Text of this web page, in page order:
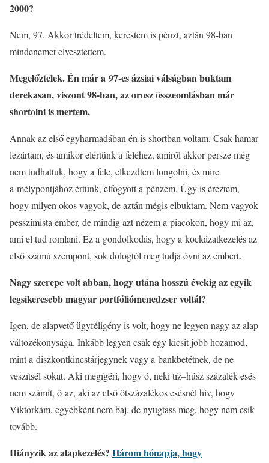
2000?
Nem, 97. Akkor trédeltem, kerestem is pénzt, aztán 98-ban
mindenemet elvesztettem.
Megelőztelek. Én már a 97-es ázsiai válságban buktam
derekasan, viszont 98-ban, az orosz összeomlásban már
shortolni is mertem.
Annak az első egyharmadában én is shortban voltam. Csak hamar
lezártam, és amikor elértünk a feléhez, amiről akkor persze még
nem tudhattuk, hogy a fele, elkezdtem longolni, és mire
a mélypontjához értünk, elfogyott a pénzem. Úgy is éreztem,
hogy milyen okos vagyok, de aztán mégis elbuktam. Nem vagyok
pesszimista ember, de mindig azt nézem a piacokon, hogy mi az,
ami el tud romlani. Ez a gondolkodás, hogy a kockázatkezelés az
első számú szempont, sok dologtól meg tudja óvni az embert.
Nagy szerepe volt abban, hogy utána hosszú évekig az egyik
legsikeresebb magyar portfóliómenedzser voltál?
Igen, de alapvető ügyféligény is volt, hogy ne legyen nagy az alap
változékonysága. Inkább legyen csak egy kicsit jobb hozamod,
mint a diszkontkincstárjegynek vagy a bankbetétnek, de ne
veszítsél sokat. Aki megígéri, hogy ó, neki tíz–húsz százalék esés
nem számít, ő az, aki az első ötszázalékos esésnél hív, hogy
Viktorkám, egyébként nem baj, de nyugtass meg, hogy nem esik
tovább.
Hiányzik az alapkezelés? Három hónapja, hogy